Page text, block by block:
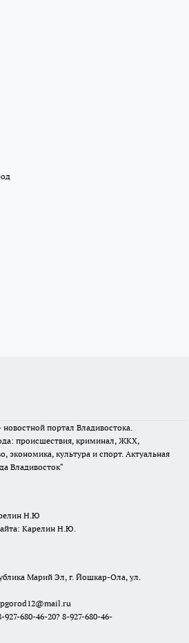
портал Владивостока.
происшествия, криминал, ЖКХ,
экономика, культура и спорт. Актуальная
Владивосток"
Н.Ю
Карелин Н.Ю.
Марий Эл, г. Йошкар-Ола, ул.
680-46-20? 8-927-680-46-